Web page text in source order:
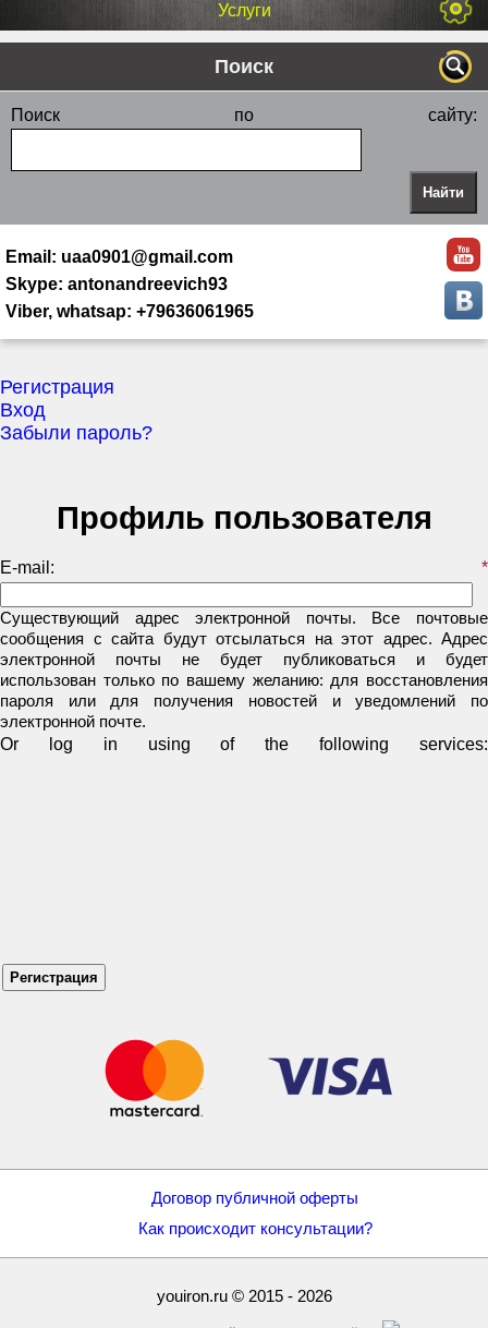
Услуги
Поиск
Поиск по сайту:
Email: uaa0901@gmail.com
Skype: antonandreevich93
Viber, whatsap: +79636061965
Регистрация
Вход
Забыли пароль?
Профиль пользователя
E-mail: *
Существующий адрес электронной почты. Все почтовые
сообщения с сайта будут отсылаться на этот адрес. Адрес
электронной почты не будет публиковаться и будет
использован только по вашему желанию: для восстановления
пароля или для получения новостей и уведомлений по
электронной почте.
Or log in using of the following services:
Договор публичной оферты
Как происходит консультации?
youiron.ru © 2015 - 2026